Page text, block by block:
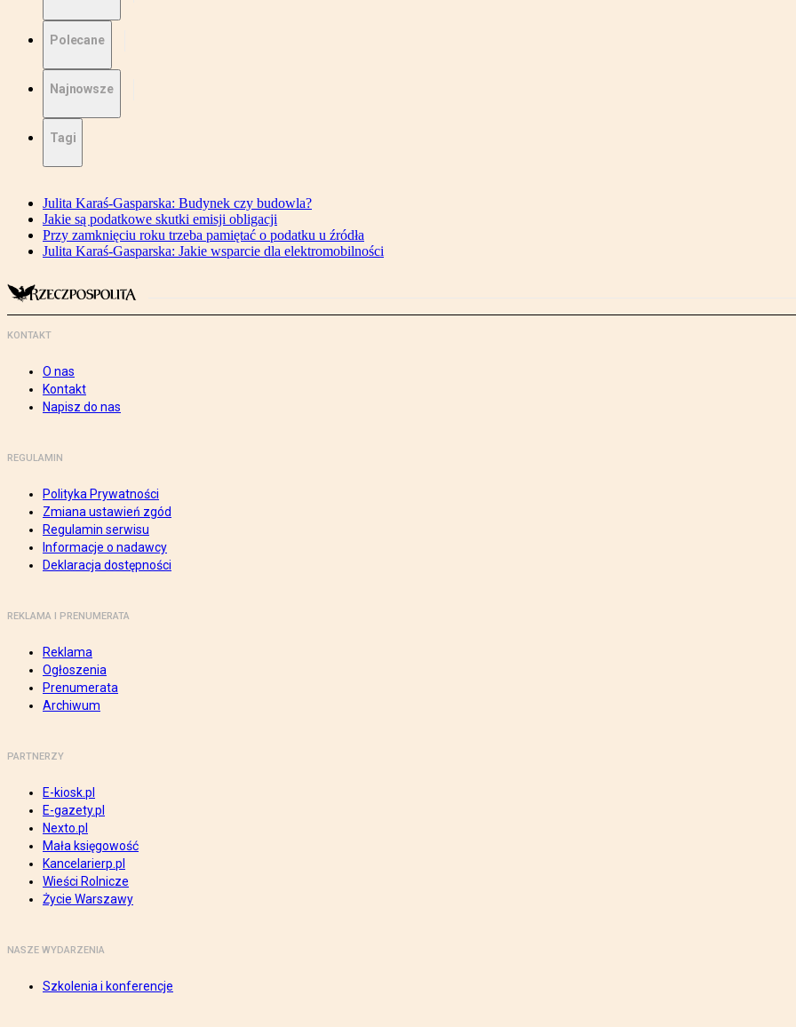
Polecane
Najnowsze
Tagi
Julita Karaś-Gasparska: Budynek czy budowla?
Jakie są podatkowe skutki emisji obligacji
Przy zamknięciu roku trzeba pamiętać o podatku u źródła
Julita Karaś-Gasparska: Jakie wsparcie dla elektromobilności
KONTAKT
O nas
Kontakt
Napisz do nas
REGULAMIN
Polityka Prywatności
Zmiana ustawień zgód
Regulamin serwisu
Informacje o nadawcy
Deklaracja dostępności
REKLAMA I PRENUMERATA
Reklama
Ogłoszenia
Prenumerata
Archiwum
PARTNERZY
E-kiosk.pl
E-gazety.pl
Nexto.pl
Mała księgowość
Kancelarierp.pl
Wieści Rolnicze
Życie Warszawy
NASZE WYDARZENIA
Szkolenia i konferencje